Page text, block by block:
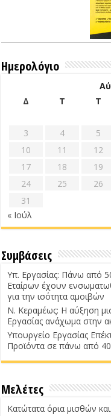
Ημερολόγιο
Δ
Τ Τ
3
4 5
10
11 12
17
18 19
24
25 26
31
« Ιούλ
Συμβάσεις
Υπ. Εργασίας: Πάνω από
Εταίρων έχουν
για την ισότητα αμοιβών
Ν. Κεραμέως: Η αύξηση
Εργασίας ανάχωμα στην
Υπουργείο Εργασίας
Προϊόντα σε πάνω από
Μελέτες
Κατώτατα όρια μισθών